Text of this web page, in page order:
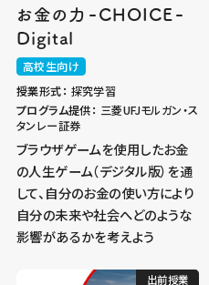
お金の力 -CHOICE-
Digital
高校生向け
授業形式： 探究学習
プログラム提供： 三菱UFJモルガン・ス
タンレー証券
ブラウザゲームを使用したお金
の人生ゲーム（デジタル版）を通
して、自分のお金の使い方により
自分の未来や社会へどのような
影響があるかを考えよう
出前授業